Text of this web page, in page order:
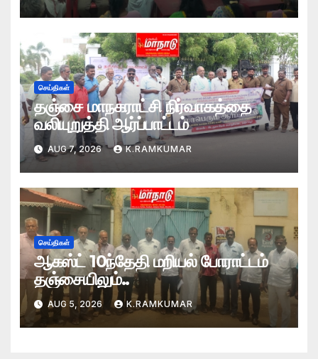
செய்திகள்
தஞ்சை மாநகராட்சி நிர்வாகத்தை
வலியுறுத்தி ஆர்ப்பாட்டம்
AUG 7, 2026 K.RAMKUMAR
செய்திகள்
ஆகஸ்ட் 10ந்தேதி மறியல் போராட்டம்
தஞ்சையிலும்..
AUG 5, 2026 K.RAMKUMAR